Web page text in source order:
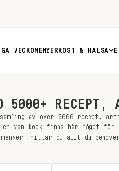
VECKOMENYER KOST & HÄLSA
5000+ RECEPT,
av över 5000 recept,
van kock finns här något
hittar du allt du